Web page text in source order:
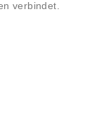
verbindet.